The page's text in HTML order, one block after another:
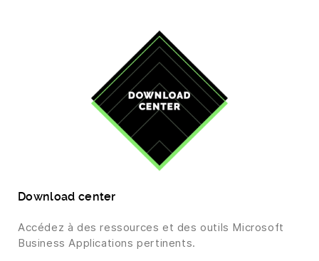
Download center
Accédez à des ressources et des outils Microsoft
Business Applications pertinents.